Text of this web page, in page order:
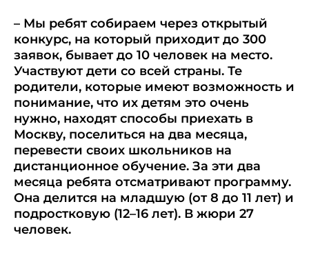
– Мы ребят собираем через открытый
конкурс, на который приходит до 300
заявок, бывает до 10 человек на место.
Участвуют дети со всей страны. Те
родители, которые имеют возможность и
понимание, что их детям это очень
нужно, находят способы приехать в
Москву, поселиться на два месяца,
перевести своих школьников на
дистанционное обучение. За эти два
месяца ребята отсматривают программу.
Она делится на младшую (от 8 до 11 лет) и
подростковую (12–16 лет). В жюри 27
человек.